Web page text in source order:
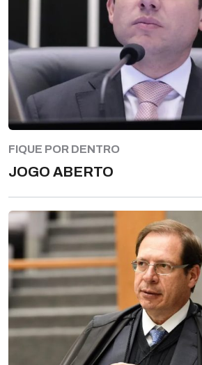
FIQUE POR DENTRO
JOGO ABERTO